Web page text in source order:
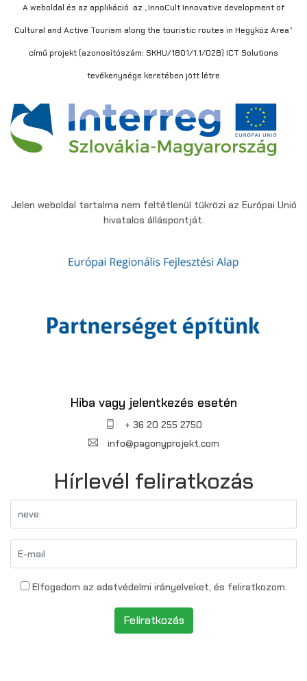
A weboldal és az applikáció az „InnoCult Innovative development of
Cultural and Active Tourism along the touristic routes in Hegyköz Area”
című projekt (azonosítószám: SKHU/1801/1.1/028) ICT Solutions
tevékenysége keretében jött létre
Jelen weboldal tartalma nem feltétlenül tükrözi az Európai Unió
hivatalos álláspontját.
Hiba vagy jelentkezés esetén
+ 36 20 255 2750
info@pagonyprojekt.com
Hírlevél feliratkozás
Elfogadom az adatvédelmi irányelveket, és feliratkozom.
Feliratkozás